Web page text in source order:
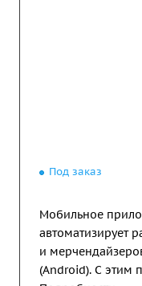
Под заказ
Мобильное
автоматизирует
и
(Android). С этим